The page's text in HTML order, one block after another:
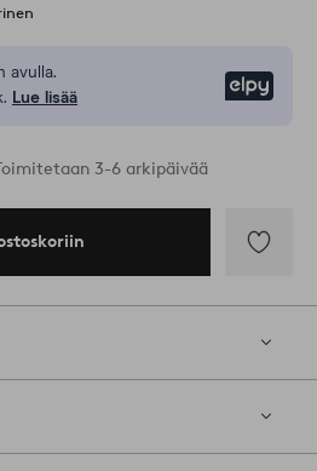
avulla.
Lue lisää
3-6 arkipäivää